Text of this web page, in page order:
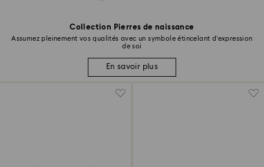
Collection Pierres de naissance
Assumez pleinement vos qualités avec un symbole étincelant d’expression
de soi
En savoir plus